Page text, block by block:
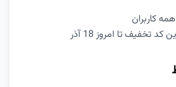
کاربران
تخفیف تا امروز 18 آذر